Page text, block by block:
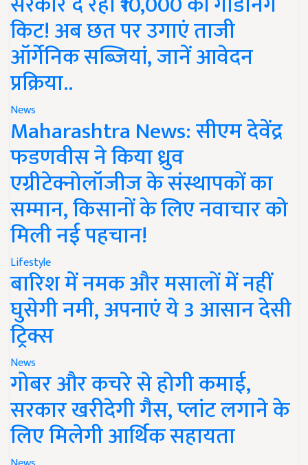
किट! अब छत पर उगाएं ताजी
ऑर्गेनिक सब्जियां, जानें आवेदन
प्रक्रिया..
News
Maharashtra News: सीएम देवेंद्र
फडणवीस ने किया ध्रुव
एग्रीटेक्नोलॉजीज के संस्थापकों का
सम्मान, किसानों के लिए नवाचार को
मिली नई पहचान!
Lifestyle
बारिश में नमक और मसालों में नहीं
घुसेगी नमी, अपनाएं ये 3 आसान देसी
ट्रिक्स
News
गोबर और कचरे से होगी कमाई,
सरकार खरीदेगी गैस, प्लांट लगाने के
लिए मिलेगी आर्थिक सहायता